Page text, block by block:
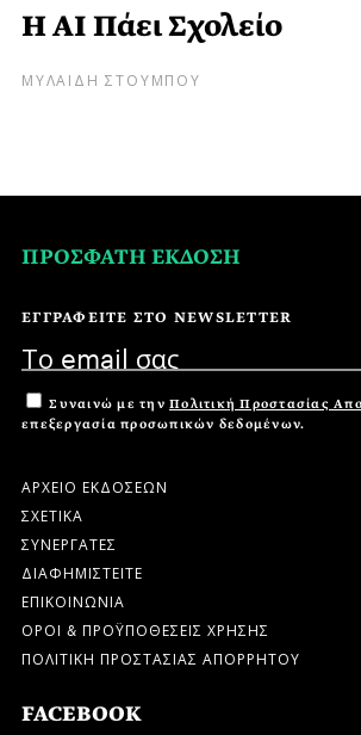
Η AI Πάει Σχολείο
ΜΥΛΑΙΔΗ ΣΤΟΥΜΠΟΥ
ΠΡΟΣΦΑΤΗ ΕΚΔΟΣΗ
ΕΓΓΡΑΦΕΙΤΕ ΣΤΟ NEWSLETTER
Συναινώ με την Πολιτική Προστασίας
επεξεργασία προσωπικών δεδομένων.
ΑΡΧΕΙΟ ΕΚΔΟΣΕΩΝ
ΣΧΕΤΙΚΑ
ΣΥΝΕΡΓΑΤΕΣ
ΔΙΑΦΗΜΙΣΤΕΙΤΕ
ΕΠΙΚΟΙΝΩΝΙΑ
ΟΡΟΙ & ΠΡΟΫΠΟΘΕΣΕΙΣ ΧΡΗΣΗΣ
ΠΟΛΙΤΙΚΗ ΠΡΟΣΤΑΣΙΑΣ ΑΠΟΡΡΗΤΟΥ
FACEBOOK